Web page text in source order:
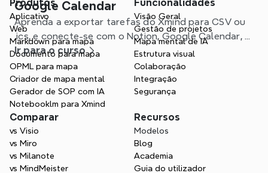
Google Calendar
Aprenda a exportar tarefas do Xmind para CSV ou
.ics, e conecte-se com o Notion, Google Calendar, e
outras apps para otimizar seu fluxo de trabalho.
Ir para o curso
Produtos
Aplicativo
Web
Markdown para mapa
Documento para mapa
OPML para mapa
Criador de mapa mental
Gerador de SOP com IA
Notebooklm para Xmind
Funcionalidades
Visão Geral
Gestão de projetos
Mapa mental de IA
Estrutura visual
Colaboração
Integração
Segurança
Comparar
vs Visio
vs Miro
vs Milanote
vs MindMeister
Recursos
Modelos
Blog
Academia
Guia do utilizador